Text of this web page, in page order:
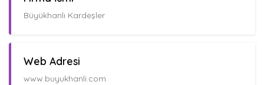
Büyükhanlı Kardeşler
Web Adresi
www.buyukhanli.com